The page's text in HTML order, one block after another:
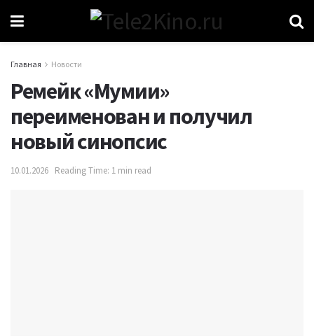
Главная Новости
Ремейк «Мумии»
переименован и получил
новый синопсис
10.01.2026 Reading Time: 1 min read